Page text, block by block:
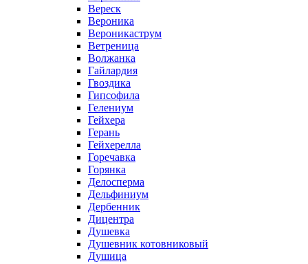
Вереск
Вероника
Вероникаструм
Ветреница
Волжанка
Гайлардия
Гвоздика
Гипсофила
Гелениум
Гейхера
Герань
Гейхерелла
Горечавка
Горянка
Делосперма
Дельфиниум
Дербенник
Дицентра
Душевка
Душевник котовниковый
Душица